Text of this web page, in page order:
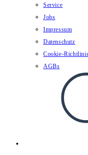
Service
Jobs
Impressum
Datenschutz
Cookie-
AGBs